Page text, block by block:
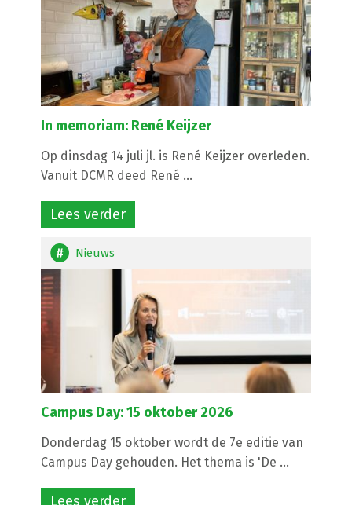
In memoriam: René Keijzer
Op dinsdag 14 juli jl. is René Keijzer overleden.
Vanuit DCMR deed René ...
Lees verder
Nieuws
Campus Day: 15 oktober 2026
Donderdag 15 oktober wordt de 7e editie van
Campus Day gehouden. Het thema is 'De ...
Lees verder